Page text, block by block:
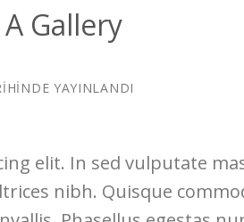
Gallery
YAYINLANDI
elit. In sed vulputate
nibh. Quisque